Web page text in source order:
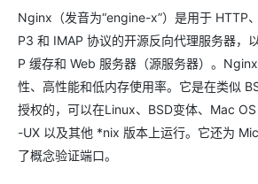
Nginx（发音为“engine-x”）是用于 HTTP
P3 和 IMAP 协议的开源反向代理服务器，
P 缓存和 Web 服务器（源服务器）。
性、高性能和低内存使用率。它是在类似
授权的，可以在Linux、BSD变体、Mac
-UX 以及其他 *nix 版本上运行。它还为
了概念验证端口。